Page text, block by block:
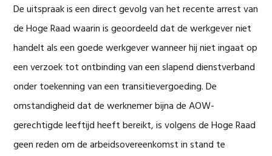
De uitspraak is een direct gevolg van het recente arrest van
de Hoge Raad waarin is geoordeeld dat de werkgever niet
handelt als een goede werkgever wanneer hij niet ingaat op
een verzoek tot ontbinding van een slapend dienstverband
onder toekenning van een transitievergoeding. De
omstandigheid dat de werknemer bijna de AOW-
gerechtigde leeftijd heeft bereikt, is volgens de Hoge Raad
geen reden om de arbeidsovereenkomst in stand te